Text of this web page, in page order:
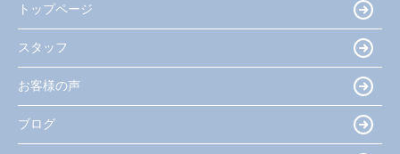
トップページ
スタッフ
お客様の声
ブログ